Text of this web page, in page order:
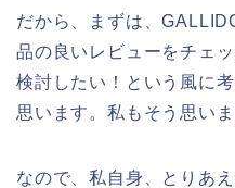
だから、まずは、
品の良いレビューをチェ
検討したい！という風に
思います。私もそう思いま
なので、私自身、とりあ